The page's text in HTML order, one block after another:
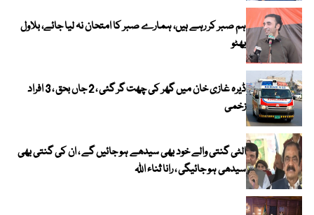
ہم صبر کر رہے ہیں، ہمارے صبر کا امتحان نہ لیا جائے، بلاول
بھٹو
ڈیرہ غازی خان میں گھر کی چھت گر گئی ، 2 جاں بحق ، 3 افراد
زخمی
الٹی گنتی والے خود بھی سیدھے ہو جائیں گے ، ان کی گنتی بھی
سیدھی ہو جائیگی ، رانا ثناء اللہ